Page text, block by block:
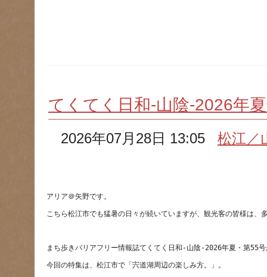
てくてく日和-山陰-2026年
2026年07月28日 13:05松江／